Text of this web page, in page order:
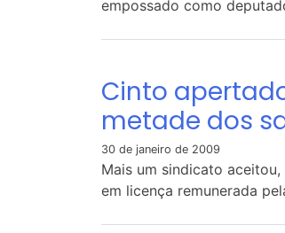
empossado como
Cinto
metade dos
30 de janeiro de 2009
Mais um sindicato
em licença remunerada